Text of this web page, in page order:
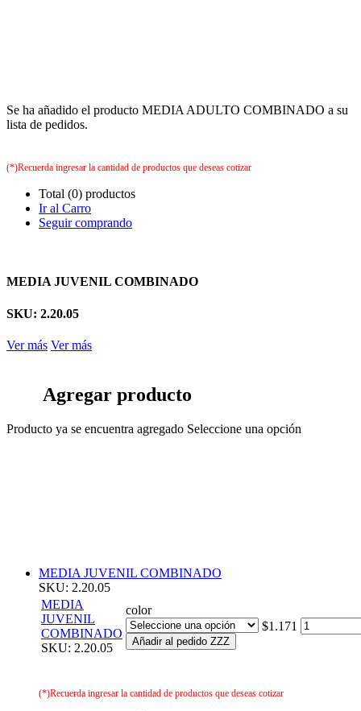
Se ha añadido el producto MEDIA ADULTO COMBINADO a su
lista de pedidos.
(*)Recuerda ingresar la cantidad de productos que deseas cotizar
Total (0) productos
Ir al Carro
Seguir comprando
MEDIA JUVENIL COMBINADO
SKU: 2.20.05
Ver más Ver más
Agregar producto
Producto ya se encuentra agregado Seleccione una opción
MEDIA JUVENIL COMBINADO
SKU: 2.20.05
MEDIA
JUVENIL
COMBINADO
SKU: 2.20.05
color
Añadir al pedido ZZZ
$1.171
(*)Recuerda ingresar la cantidad de productos que deseas cotizar